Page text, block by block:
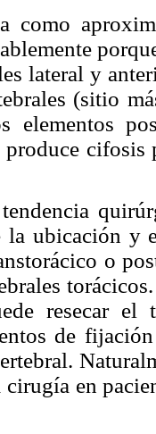
como
lateral y
(sitio
elementos
produce
la ubicación y
o
resecar el
de
cirugía en